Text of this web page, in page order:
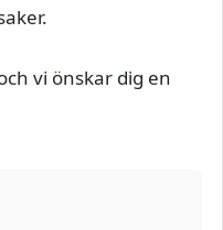
vi önskar dig en